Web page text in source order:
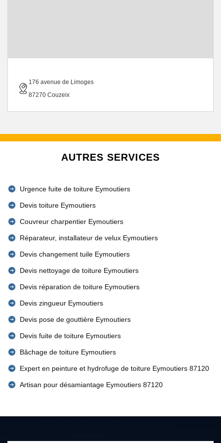
176 avenue de Limoges
87270 Couzeix
AUTRES SERVICES
Urgence fuite de toiture Eymoutiers
Devis toiture Eymoutiers
Couvreur charpentier Eymoutiers
Réparateur, installateur de velux Eymoutiers
Devis changement tuile Eymoutiers
Devis nettoyage de toiture Eymoutiers
Devis réparation de toiture Eymoutiers
Devis zingueur Eymoutiers
Devis pose de gouttière Eymoutiers
Devis fuite de toiture Eymoutiers
Bâchage de toiture Eymoutiers
Expert en peinture et hydrofuge de toiture Eymoutiers 87120
Artisan pour désamiantage Eymoutiers 87120